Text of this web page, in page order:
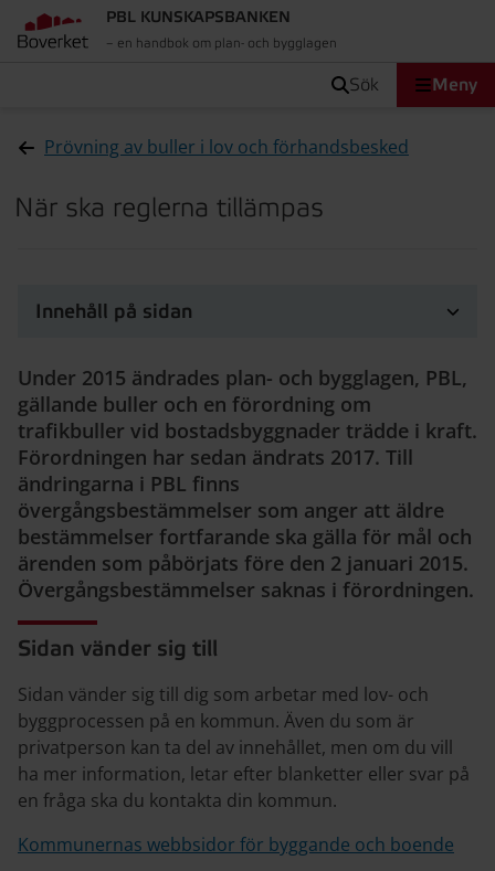
PBL KUNSKAPSBANKEN
– en handbok om plan- och bygglagen
sök Meny
Prövning av buller i lov och förhandsbesked
När ska reglerna tillämpas
Innehåll på sidan
Under 2015 ändrades plan- och bygglagen, PBL,
gällande buller och en förordning om
trafikbuller vid bostadsbyggnader trädde i kraft.
Förordningen har sedan ändrats 2017. Till
ändringarna i PBL finns
övergångsbestämmelser som anger att äldre
bestämmelser fortfarande ska gälla för mål och
ärenden som påbörjats före den 2 januari 2015.
Övergångsbestämmelser saknas i förordningen.
Sidan vänder sig till
Sidan vänder sig till dig som arbetar med lov- och
byggprocessen på en kommun. Även du som är
privatperson kan ta del av innehållet, men om du vill
ha mer information, letar efter blanketter eller svar på
en fråga ska du kontakta din kommun.
Kommunernas webbsidor för byggande och boende